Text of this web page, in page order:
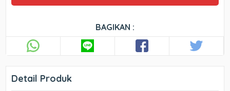
BAGIKAN :
Detail Produk